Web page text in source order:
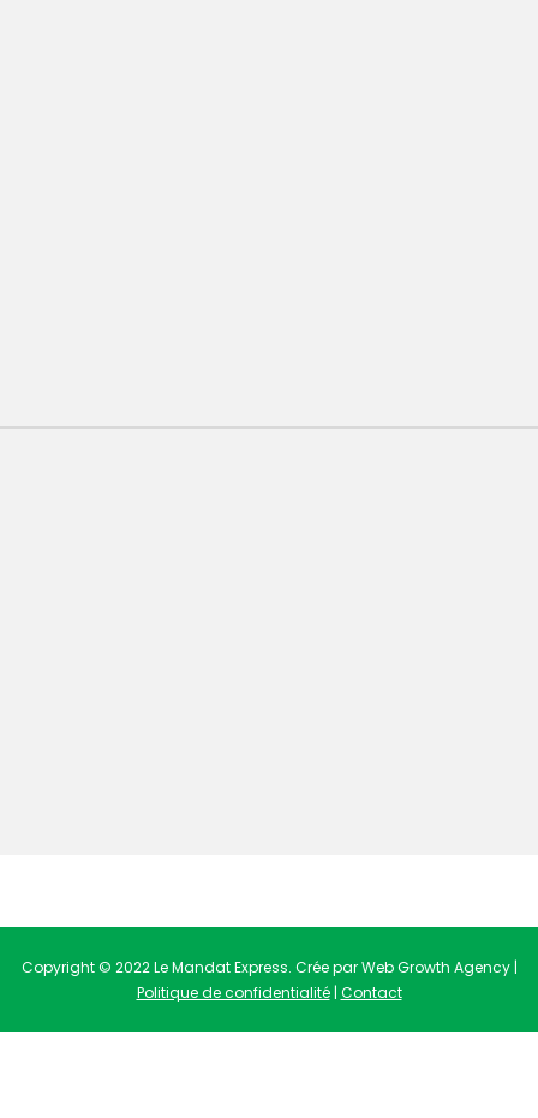
Copyright © 2022 Le Mandat Express. Crée par Web Growth Agency |
Politique de confidentialité| Contact